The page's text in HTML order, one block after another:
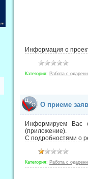
Информация о
Категория: Работа с
О приеме
Информируем Вас
(приложение).
С подробностями о
Категория: Работа с